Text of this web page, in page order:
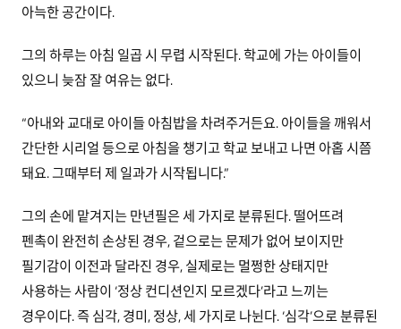
아늑한 공간이다.
그의 하루는 아침 일곱 시 무렵 시작된다. 학교에 가는 아이들이
있으니 늦잠 잘 여유는 없다.
“아내와 교대로 아이들 아침밥을 차려주거든요. 아이들을 깨워서
간단한 시리얼 등으로 아침을 챙기고 학교 보내고 나면 아홉 시쯤
돼요. 그때부터 제 일과가 시작됩니다.”
그의 손에 맡겨지는 만년필은 세 가지로 분류된다. 떨어뜨려
펜촉이 완전히 손상된 경우, 겉으로는 문제가 없어 보이지만
필기감이 이전과 달라진 경우, 실제로는 멀쩡한 상태지만
사용하는 사람이 ‘정상 컨디션인지 모르겠다’라고 느끼는
경우이다. 즉 심각, 경미, 정상, 세 가지로 나뉜다. ‘심각’으로 분류된